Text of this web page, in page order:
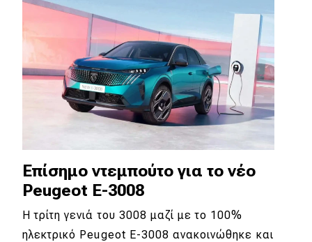
Επίσημο ντεμπούτο για το νέο
Peugeot E-3008
Η τρίτη γενιά του 3008 μαζί με το 100%
ηλεκτρικό Peugeot E-3008 ανακοινώθηκε και